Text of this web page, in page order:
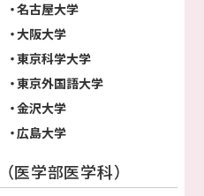
名古屋大学
大阪大学
東京科学大学
東京外国語大学
金沢大学
広島大学
医学部医学科）